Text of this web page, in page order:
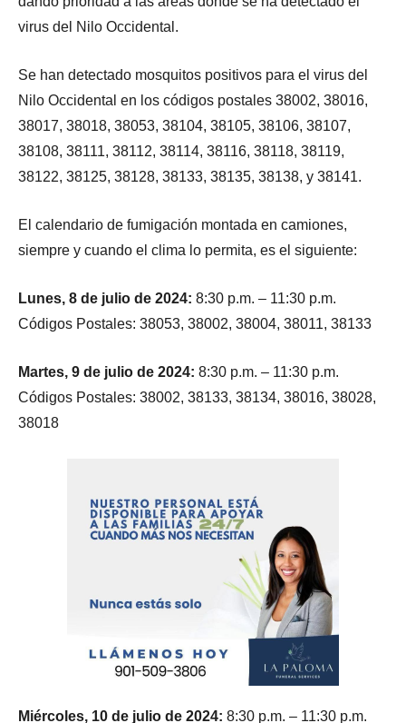
virus del Nilo Occidental.
Se han detectado mosquitos positivos para el virus del
Nilo Occidental en los códigos postales 38002, 38016,
38017, 38018, 38053, 38104, 38105, 38106, 38107,
38108, 38111, 38112, 38114, 38116, 38118, 38119,
38122, 38125, 38128, 38133, 38135, 38138, y 38141.
El calendario de fumigación montada en camiones,
siempre y cuando el clima lo permita, es el siguiente:
Lunes, 8 de julio de 2024: 8:30 p.m. – 11:30 p.m.
Códigos Postales: 38053, 38002, 38004, 38011, 38133
Martes, 9 de julio de 2024: 8:30 p.m. – 11:30 p.m.
Códigos Postales: 38002, 38133, 38134, 38016, 38028,
38018
Miércoles, 10 de julio de 2024: 8:30 p.m. – 11:30 p.m.